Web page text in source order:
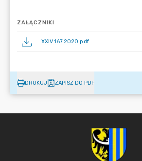
ZAŁĄCZNIKI
XXIV.167.2020.pdf
DRUKUJ ZAPISZ DO PDF